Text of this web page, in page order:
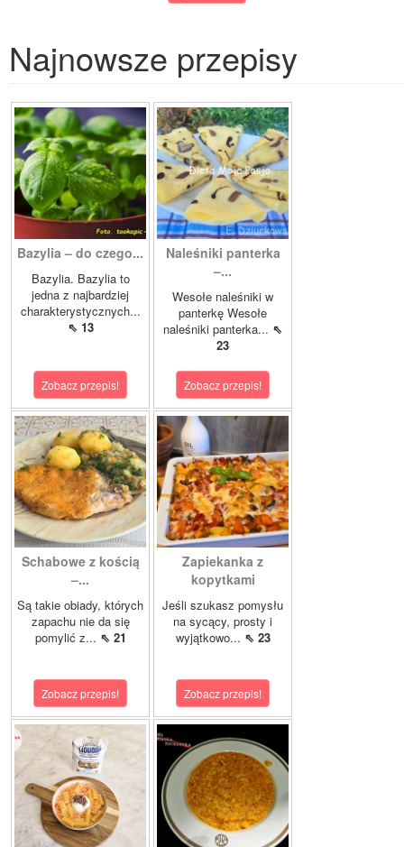
Najnowsze przepisy
Bazylia – do czego...
Bazylia. Bazylia to
jedna z najbardziej
charakterystycznych...
⇖ 13
Zobacz przepis!
Naleśniki panterka
–...
Wesołe naleśniki w
panterkę Wesołe
naleśniki panterka... ⇖
23
Zobacz przepis!
Schabowe z kością
–...
Są takie obiady, których
zapachu nie da się
pomylić z... ⇖ 21
Zobacz przepis!
Zapiekanka z
kopytkami
Jeśli szukasz pomysłu
na sycący, prosty i
wyjątkowo... ⇖ 23
Zobacz przepis!